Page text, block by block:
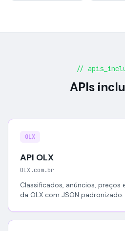
//
APIs
OLX
API OLX
OLX.com.br
Classificados, anúncios, preços
da OLX com JSON padronizado.